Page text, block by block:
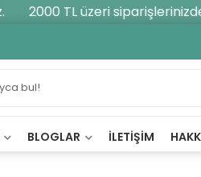
2000 TL üzeri siparişlerinizde
BLOGLAR İLETIŞIM